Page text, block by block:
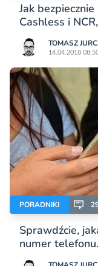
Jak
Cashless i
TOMASZ
14.04.2018
PORADNIKI
Sprawdźcie,
numer